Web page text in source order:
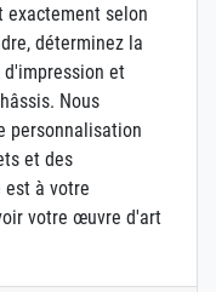
exactement selon
déterminez la
et
Nous
personnalisation
et des
à votre
votre œuvre d'art